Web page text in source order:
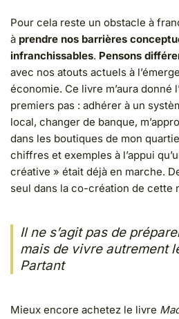
Pour cela reste un obstacle à
à prendre nos barrières
infranchissables. Pensons
avec nos atouts actuels à
économie. Ce livre m’aura donné
premiers pas : adhérer à un
local, changer de banque,
dans les boutiques de mon
chiffres et exemples à l’appui
créative » était déjà en marche.
seul dans la co-création de cette
Il ne s’agit pas de
mais de vivre autrement
Partant
Mieux encore achetez le livre